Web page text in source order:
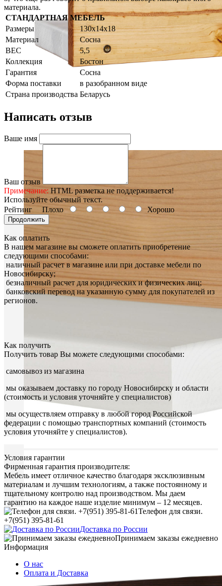
материала.
СТАНДАРТНАЯ МЕБЕЛЬ
Размеры
130х14х18
Материал
Сосна
ВЕС
5,5
Коллекция
Бостон
Гарантия
Сосна
Форма поставки
в разобранном виде
Страна производства Беларусь
Написать отзыв
Ваше имя
Ваш отзыв
Примечание: HTML разметка не поддерживается!
Используйте обычный текст.
Рейтинг Плохо Хорошо
Продолжить
Как оплатить
В нашем магазине вы сможете оплатить приобретение
следующими способами:
наличный расчет в магазине или при доставке мебели по
Новосибирску;
безналичный расчет для юридических и физических лиц;
банковский перевод на указанную сумму для покупателей из
регионов.
Как получить
Получить товар Вы можете следующими способами:
самовывоз из магазина
мы оказываем доставку по городу Новосибирску и области
(стоимость и условия уточняйте у специалистов)
мы осуществляем отправку в любой город Российской
федерации с помощью транспортных компаний (стоимость
условия уточняйте у специалистов).
Условия гарантии
Фирменная гарантия производителя:
Мебель имеет отличное качество благодаря эксклюзивным
материалам и лучшим технологиям, а также постоянному и
тщательному контролю над производством. Мы даем
гарантию на каждое наше изделие минимум – 12 месяцев.
Телефон для связи.
+7(951) 395-81-61
Доставка по России
Принимаем заказы ежедневно
Информация
О нас
Оплата и Доставка